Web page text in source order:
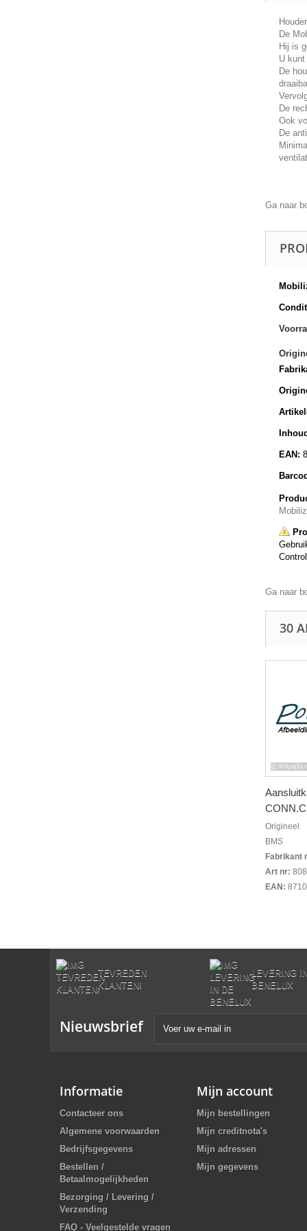
De
Hij is
U
De
De
Ook
De
Ga naar
EAN:
Ga naar
30
Origineel
BMS
Fabrikant
Art nr:
EAN:
TEVREDEN
KLANTEN!
LEVERING
BENELUX
Nieuwsbrief
Informatie
Contacteer ons
Algemene voorwaarden
Bedrijfsgegevens
Bestellen /
Betaalmogelijkheden
Bezorging / Levering /
Verzending
FAQ - Veelgestelde vragen
Mijn account
Mijn bestellingen
Mijn creditnota's
Mijn adressen
Mijn gegevens